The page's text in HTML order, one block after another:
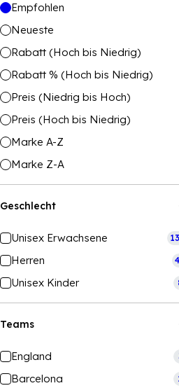
Empfohlen
Neueste
Rabatt (Hoch bis Niedrig)
Rabatt % (Hoch bis Niedrig)
Preis (Niedrig bis Hoch)
Preis (Hoch bis Niedrig)
Marke A-Z
Marke Z-A
Geschlecht
Unisex Erwachsene
Herren
Unisex Kinder
Teams
England
Barcelona